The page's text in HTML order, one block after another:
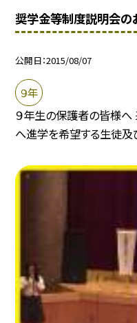
奨学金等制度説明会の
公開日 2015/08/07
９年
９年生の保護者の皆様へ
へ進学を希望する生徒及